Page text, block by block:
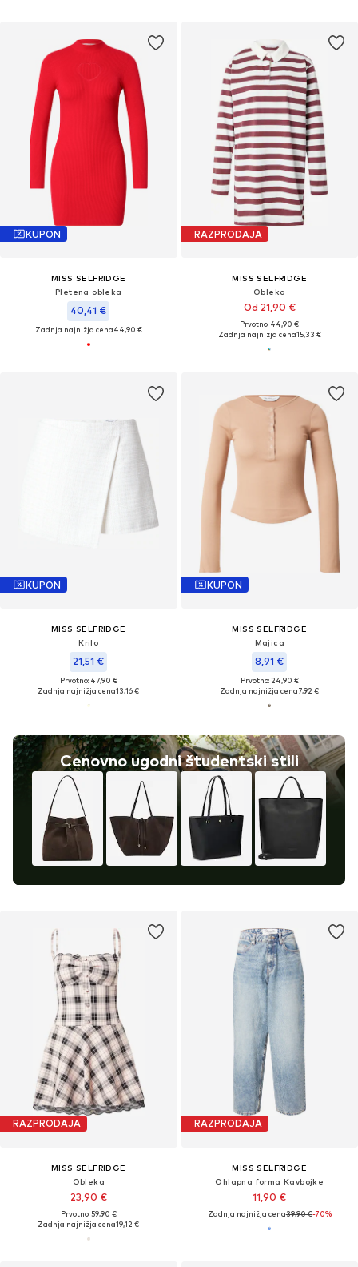
KUPON
MISS SELFRIDGE
Pletena obleka
40,41 €
Zadnja najnižja cena44,90 €
RAZPRODAJA
MISS SELFRIDGE
Obleka
Od 21,90 €
Prvotno: 44,90 €
Zadnja najnižja cena15,33 €
KUPON
MISS SELFRIDGE
Krilo
21,51 €
Prvotno: 47,90 €
Zadnja najnižja cena13,16 €
Cenovno ugodni študentski stili
KUPON
MISS SELFRIDGE
Majica
8,91 €
Prvotno: 24,90 €
Zadnja najnižja cena7,92 €
RAZPRODAJA
MISS SELFRIDGE
Obleka
23,90 €
Prvotno: 59,90 €
Zadnja najnižja cena19,12 €
RAZPRODAJA
MISS SELFRIDGE
Ohlapna forma Kavbojke
11,90 €
Zadnja najnižja cena39,90 €-70%